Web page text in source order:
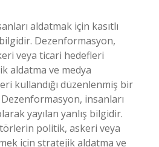
aldatmak için kasıtlı
Dezenformasyon,
veya ticari hedefleri
aldatma ve medya
kullandığı düzenlenmiş bir
insanları
yayılan yanlış bilgidir.
politik, askeri veya
için stratejik aldatma ve